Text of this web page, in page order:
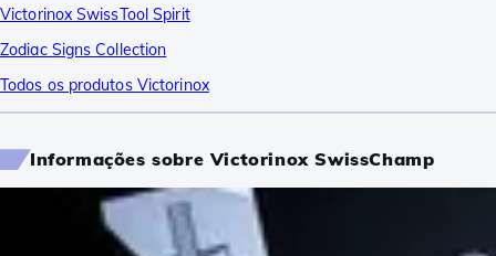
Victorinox SwissTool Spirit
Zodiac Signs Collection
Todos os produtos Victorinox
Informações sobre Victorinox SwissChamp